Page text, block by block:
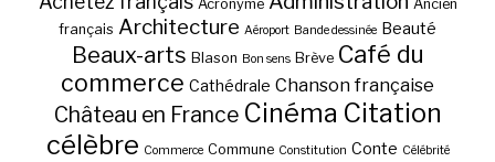
Acronyme
Ancien
français Architecture Aéroport Bande dessinée Beauté
Beaux-arts Blason Bon sens Brève Café du
commerce Cathédrale Chanson française
Château en France Cinéma Citation
célèbre Commerce Commune Constitution Conte Célébrité